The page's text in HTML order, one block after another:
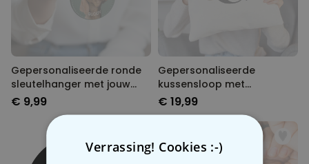
Gepersonaliseerde ronde
sleutelhanger met jouw
huisdier
€ 9,99
Gepersonaliseerde
kussensloop met
monogram
€ 19,99
Verrassing! Cookies :-)